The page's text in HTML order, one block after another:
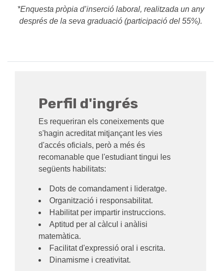
*Enquesta pròpia d’inserció laboral, realitzada un any
després de la seva graduació (participació del 55%).
Perfil d'ingrés
Es requeriran els coneixements que
s'hagin acreditat mitjançant les vies
d'accés oficials, però a més és
recomanable que l'estudiant tingui les
següents habilitats:
Dots de comandament i lideratge.
Organització i responsabilitat.
Habilitat per impartir instruccions.
Aptitud per al càlcul i anàlisi
matemàtica.
Facilitat d'expressió oral i escrita.
Dinamisme i creativitat.